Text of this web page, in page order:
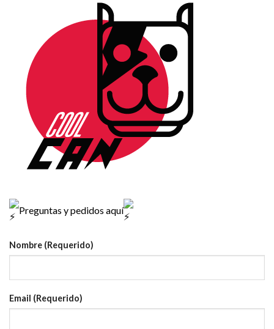
Preguntas y pedidos aquí
Nombre (Requerido)
Email (Requerido)